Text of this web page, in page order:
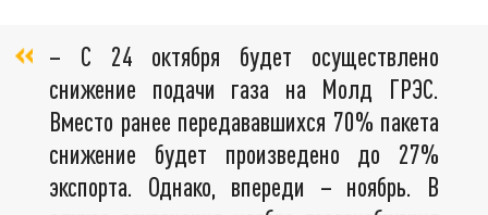
– С 24 октября будет осуществлено
снижение подачи газа на Молд ГРЭС.
Вместо ранее передававшихся 70% пакета
снижение будет произведено до 27%
экспорта. Однако, впереди – ноябрь. В